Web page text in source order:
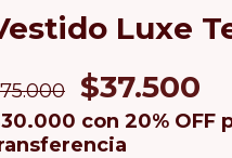
Luxe
$37.500
con 20% OFF